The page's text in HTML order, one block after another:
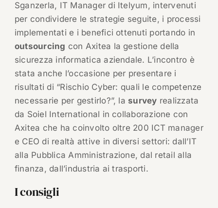
Sganzerla, IT Manager di Itelyum, intervenuti
per condividere le strategie seguite, i processi
implementati e i benefici ottenuti portando in
outsourcing con Axitea la gestione della
sicurezza informatica aziendale. L’incontro è
stata anche l’occasione per presentare i
risultati di “Rischio Cyber: quali le competenze
necessarie per gestirlo?”, la survey realizzata
da Soiel International in collaborazione con
Axitea che ha coinvolto oltre 200 ICT manager
e CEO di realtà attive in diversi settori: dall’IT
alla Pubblica Amministrazione, dal retail alla
finanza, dall’industria ai trasporti.
I consigli